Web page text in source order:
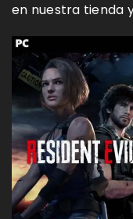
en nuestra tienda